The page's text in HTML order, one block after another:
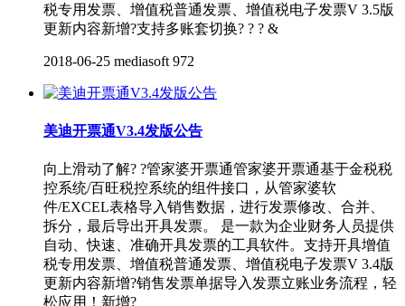
税专用发票、增值税普通发票、增值税电子发票V 3.5版
更新内容新增?支持多账套切换? ? ? &
2018-06-25 mediasoft 972
美迪开票通V3.4发版公告
向上滑动了解? ?管家婆开票通管家婆开票通基于金税税
控系统/百旺税控系统的组件接口，从管家婆软
件/EXCEL表格导入销售数据，进行发票修改、合并、
拆分，最后导出开具发票。 是一款为企业财务人员提供
自动、快速、准确开具发票的工具软件。支持开具增值
税专用发票、增值税普通发票、增值税电子发票V 3.4版
更新内容新增?销售发票单据导入发票立账业务流程，轻
松应用！新增?